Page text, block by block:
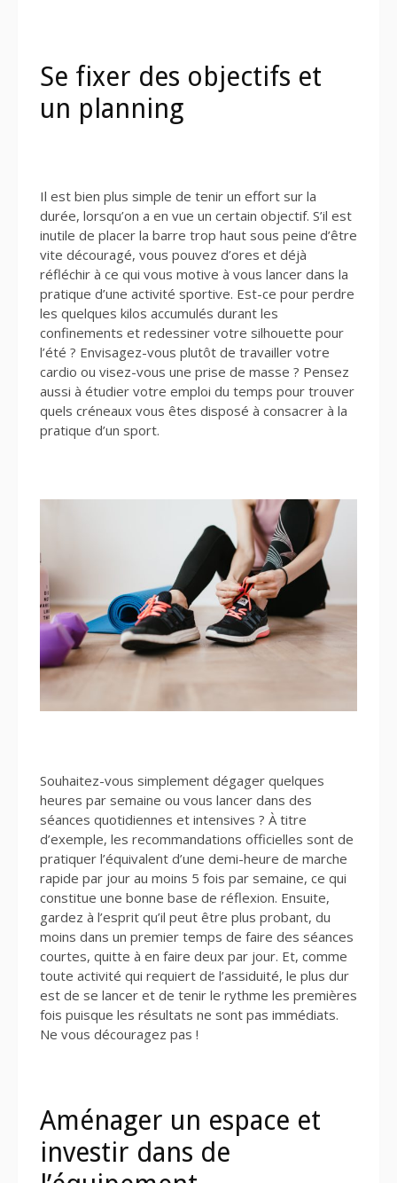
Se fixer des objectifs et
un planning
Il est bien plus simple de tenir un effort sur la
durée, lorsqu’on a en vue un certain objectif. S’il est
inutile de placer la barre trop haut sous peine d’être
vite découragé, vous pouvez d’ores et déjà
réfléchir à ce qui vous motive à vous lancer dans la
pratique d’une activité sportive. Est-ce pour perdre
les quelques kilos accumulés durant les
confinements et redessiner votre silhouette pour
l’été ? Envisagez-vous plutôt de travailler votre
cardio ou visez-vous une prise de masse ? Pensez
aussi à étudier votre emploi du temps pour trouver
quels créneaux vous êtes disposé à consacrer à la
pratique d’un sport.
Souhaitez-vous simplement dégager quelques
heures par semaine ou vous lancer dans des
séances quotidiennes et intensives ? À titre
d’exemple, les recommandations officielles sont de
pratiquer l’équivalent d’une demi-heure de marche
rapide par jour au moins 5 fois par semaine, ce qui
constitue une bonne base de réflexion. Ensuite,
gardez à l’esprit qu’il peut être plus probant, du
moins dans un premier temps de faire des séances
courtes, quitte à en faire deux par jour. Et, comme
toute activité qui requiert de l’assiduité, le plus dur
est de se lancer et de tenir le rythme les premières
fois puisque les résultats ne sont pas immédiats.
Ne vous découragez pas !
Aménager un espace et
investir dans de